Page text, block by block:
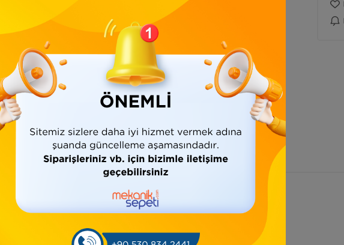
Ürün Bilgisi Yorumlar (0)